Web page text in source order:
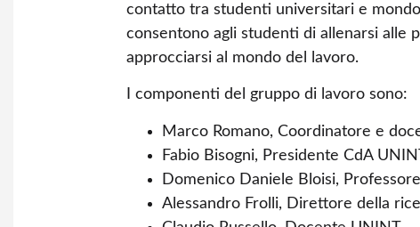
contatto tra studenti universitari e
consentono agli studenti di allenarsi alle
approcciarsi al mondo del lavoro.
I componenti del gruppo di lavoro sono:
Marco Romano, Coordinatore e
Fabio Bisogni, Presidente CdA
Domenico Daniele Bloisi,
Alessandro Frolli, Direttore della